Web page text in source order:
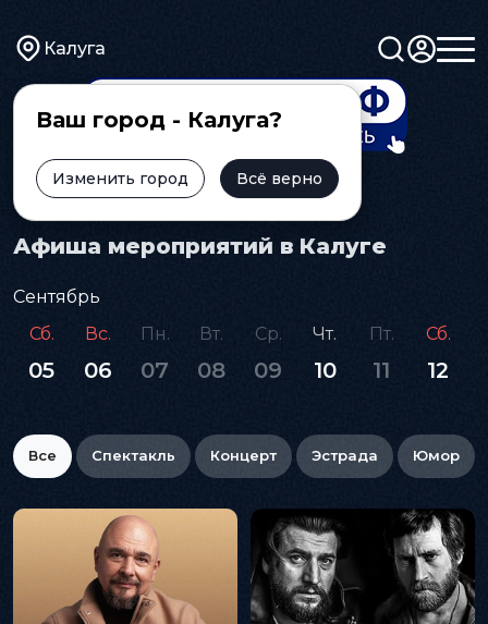
Калуга
Ваш город - Калуга?
Изменить город Всё верно
Главная Афиша
Афиша мероприятий в Калуге
Сентябрь
Сб.
05
Вс.
06
Пн.
07
Вт.
08
Ср.
09
Чт.
10
Пт.
11
Сб.
12
Все Спектакль Концерт Эстрада Юмор